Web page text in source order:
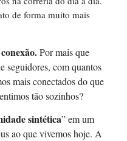
de forma muito mais
Por mais que
seguidores, com quantos
mais conectados do que
tão sozinhos?
sintética” em um
ao que vivemos hoje. A